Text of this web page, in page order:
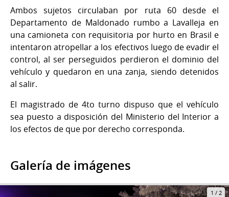
Ambos sujetos circulaban por ruta 60 desde el
Departamento de Maldonado rumbo a Lavalleja en
una camioneta con requisitoria por hurto en Brasil e
intentaron atropellar a los efectivos luego de evadir el
control, al ser perseguidos perdieron el dominio del
vehículo y quedaron en una zanja, siendo detenidos
al salir.
El magistrado de 4to turno dispuso que el vehículo
sea puesto a disposición del Ministerio del Interior a
los efectos de que por derecho corresponda.
Galería de imágenes
1 / 2